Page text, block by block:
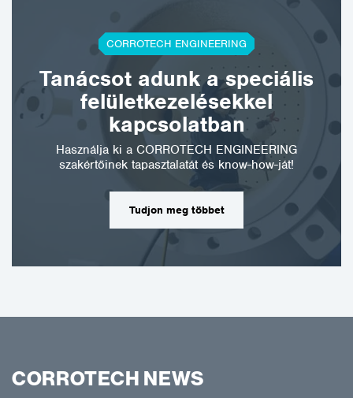
CORROTECH ENGINEERING
Tanácsot adunk a speciális
felületkezelésekkel
kapcsolatban
Használja ki a CORROTECH ENGINEERING
szakértőinek tapasztalatát és know-how-ját!
Tudjon meg többet
CORROTECH NEWS